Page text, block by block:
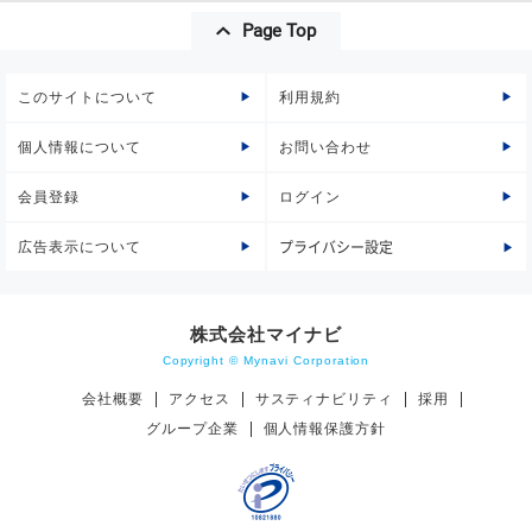
Page Top
このサイトについて 利用規約
個人情報について お問い合わせ
会員登録 ログイン
広告表示について プライバシー設定
株式会社マイナビ
Copyright © Mynavi Corporation
会社概要 アクセス サスティナビリティ
採用
グループ企業
個人情報保護方針